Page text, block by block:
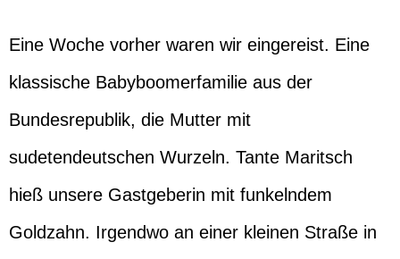
Eine Woche vorher waren wir eingereist. Eine
klassische Babyboomerfamilie aus der
Bundesrepublik, die Mutter mit
sudetendeutschen Wurzeln. Tante Maritsch
hieß unsere Gastgeberin mit funkelndem
Goldzahn. Irgendwo an einer kleinen Straße in